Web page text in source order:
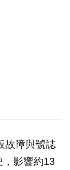
故障與號誌
影響約13